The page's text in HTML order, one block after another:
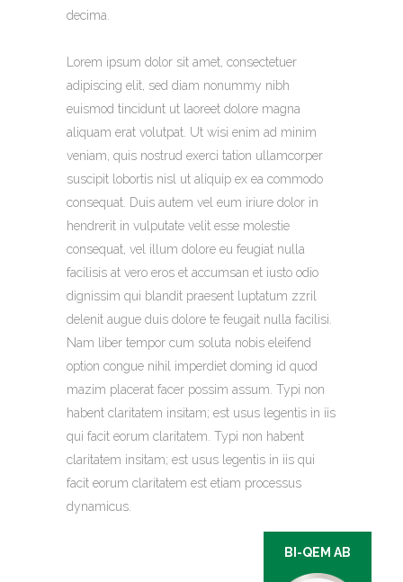
decima.
Lorem ipsum dolor sit amet, consectetuer
adipiscing elit, sed diam nonummy nibh
euismod tincidunt ut laoreet dolore magna
aliquam erat volutpat. Ut wisi enim ad minim
veniam, quis nostrud exerci tation ullamcorper
suscipit lobortis nisl ut aliquip ex ea commodo
consequat. Duis autem vel eum iriure dolor in
hendrerit in vulputate velit esse molestie
consequat, vel illum dolore eu feugiat nulla
facilisis at vero eros et accumsan et iusto odio
dignissim qui blandit praesent luptatum zzril
delenit augue duis dolore te feugait nulla facilisi.
Nam liber tempor cum soluta nobis eleifend
option congue nihil imperdiet doming id quod
mazim placerat facer possim assum. Typi non
habent claritatem insitam; est usus legentis in iis
qui facit eorum claritatem. Typi non habent
claritatem insitam; est usus legentis in iis qui
facit eorum claritatem est etiam processus
dynamicus.
BI-QEM AB